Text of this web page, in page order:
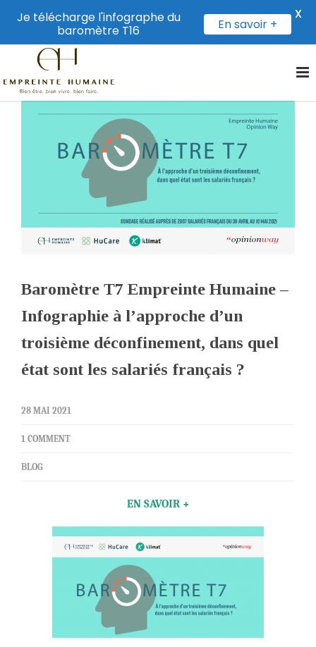
Baromètre T7 Empreinte Humaine –
Infographie à l’approche d’un
troisième déconfinement, dans quel
état sont les salariés français ?
28 MAI 2021
1 COMMENT
BLOG
EN SAVOIR +
Je télécharge l'infographe du
baromètre T16
En savoir +
X